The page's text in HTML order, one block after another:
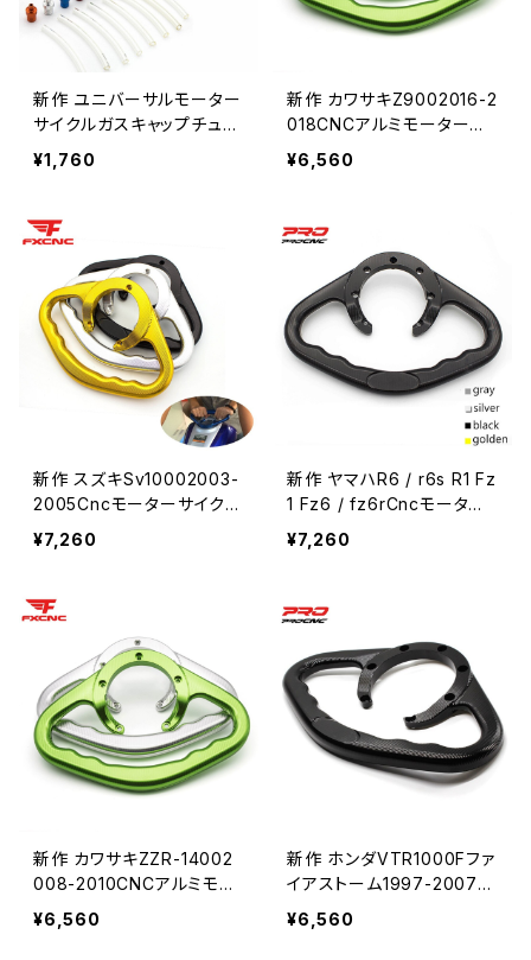
新作 ユニバーサルモーター
サイクルガスキャップチュー
ブピットダートバイク燃料タ
ンクカバーパイプホースバ
ホンドCRF250 450 230F
¥1,760
新作 カワサキZ9002016-2
018CNCアルミモーターサ
イクルペンガーハンドグリッ
プアームレスト燃料タンクグ
ームレスト
¥6,560
新作 スズキSv10002003-
2005Cncモーターサイクル
ペンガーハンドグリップ燃料
タンクグラブバーハンドルホ
ーグリップアームレスト
¥7,260
新作 ヤマハR6 / r6s R1 Fz
1 Fz6 / fz6rCncモーター
サイクルペンガーハンドグリ
ップ燃料タンクグラブバーハ
ペンガーグリップ
¥7,260
新作 カワサキZZR-14002
008-2010CNCアルミモー
ターサイクルペンガーハンド
グリップアームレスト燃料タ
¥6,560
新作 ホンダVTR1000Fファ
イアストーム1997-2007C
NCモーターサイクルペンガ
ーハンドグリップアームレス
¥6,560